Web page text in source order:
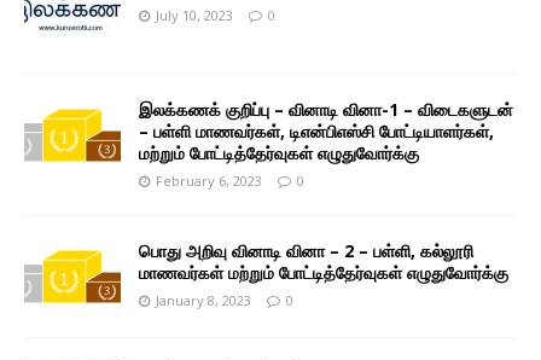
July 10, 2023 0
இலக்கணக் குறிப்பு – வினாடி வினா-1 – விடைகளுடன்
– பள்ளி மாணவர்கள், டிஎன்பிஎஸ்சி போட்டியாளர்கள்,
மற்றும் போட்டித்தேர்வுகள் எழுதுவோர்க்கு
February 6, 2023 0
பொது அறிவு வினாடி வினா – 2 – பள்ளி, கல்லூரி
மாணவர்கள் மற்றும் போட்டித்தேர்வுகள் எழுதுவோர்க்கு
January 8, 2023 0